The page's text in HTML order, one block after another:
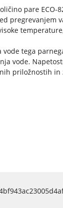
pare
pregrevanjem
tega
vode.
priložnostih